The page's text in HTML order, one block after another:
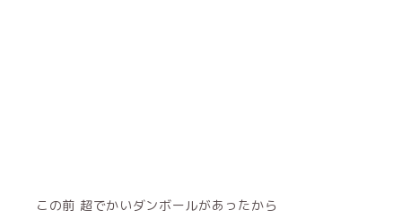
この前 超でかいダンボールがあったから